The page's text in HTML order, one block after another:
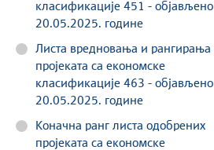
класификације 451 - објављено
20.05.2025. године
Листа вредновања и рангирања
пројеката са економске
класификације 463 - објављено
20.05.2025. године
Коначна ранг листа одобрених
пројеката са економске